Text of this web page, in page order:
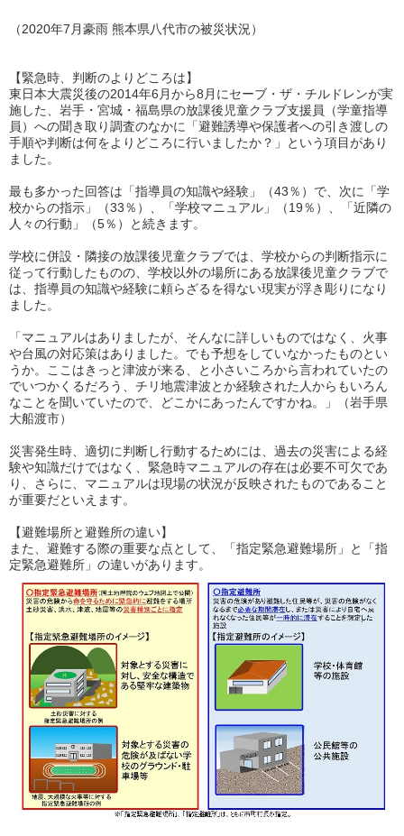
（2020年7月豪雨 熊本県八代市の被災状況）
【緊急時、判断のよりどころは】
東日本大震災後の2014年6月から8月にセーブ・ザ・チルドレンが実
施した、岩手・宮城・福島県の放課後児童クラブ支援員（学童指導
員）への聞き取り調査のなかに「避難誘導や保護者への引き渡しの
手順や判断は何をよりどころに行いましたか？」という項目があり
ました。
最も多かった回答は「指導員の知識や経験」（43％）で、次に「学
校からの指示」（33％）、「学校マニュアル」（19％）、「近隣の
人々の行動」（5％）と続きます。
学校に併設・隣接の放課後児童クラブでは、学校からの判断指示に
従って行動したものの、学校以外の場所にある放課後児童クラブで
は、指導員の知識や経験に頼らざるを得ない現実が浮き彫りになり
ました。
「マニュアルはありましたが、そんなに詳しいものではなく、火事
や台風の対応策はありました。でも予想をしていなかったものとい
うか。ここはきっと津波が来る、と小さいころから言われていたの
でいつかくるだろう、チリ地震津波とか経験された人からもいろん
なことを聞いていたので、どこかにあったんですかね。」（岩手県
大船渡市）
災害発生時、適切に判断し行動するためには、過去の災害による経
験や知識だけではなく、緊急時マニュアルの存在は必要不可欠であ
り、さらに、マニュアルは現場の状況が反映されたものであること
が重要だといえます。
【避難場所と避難所の違い】
また、避難する際の重要な点として、「指定緊急避難場所」と「指
定緊急避難所」の違いがあります。